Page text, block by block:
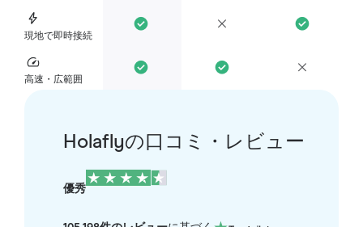
現地で即時接続
高速・広範囲
Holaflyの口コミ・レビュー
優秀